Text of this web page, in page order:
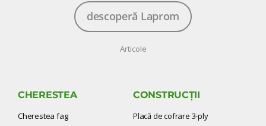
descoperă Laprom
Articole
CHERESTEA
Cherestea fag
CONSTRUCȚII
Placă de cofrare 3-ply